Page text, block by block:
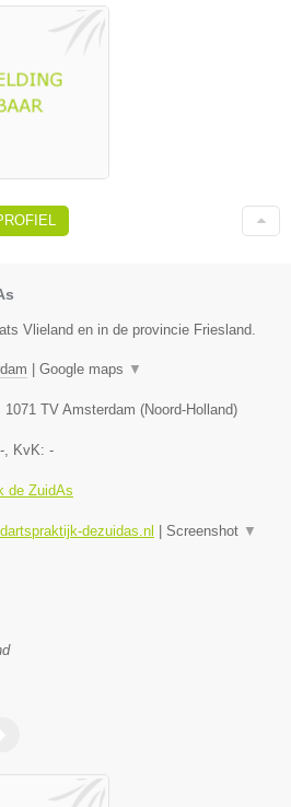
Vlieland en in de provincie Friesland.
Google maps ▼
1071 TV Amsterdam (Noord-Holland)
- , KvK: -
de ZuidAs
dezuidas.nl Screenshot ▼